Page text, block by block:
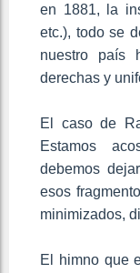
en 1881, la
etc.), todo se
nuestro país
derechas y
El caso de
Estamos
debemos
esos
minimizados,
El himno que